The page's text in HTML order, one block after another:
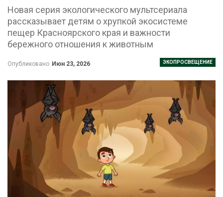
Новая серия экологического мультсериала
рассказывает детям о хрупкой экосистеме
пещер Красноярского края и важности
бережного отношения к животным
ЭКОПРОСВЕЩЕНИЕ
Опубликовано Июн 23, 2026